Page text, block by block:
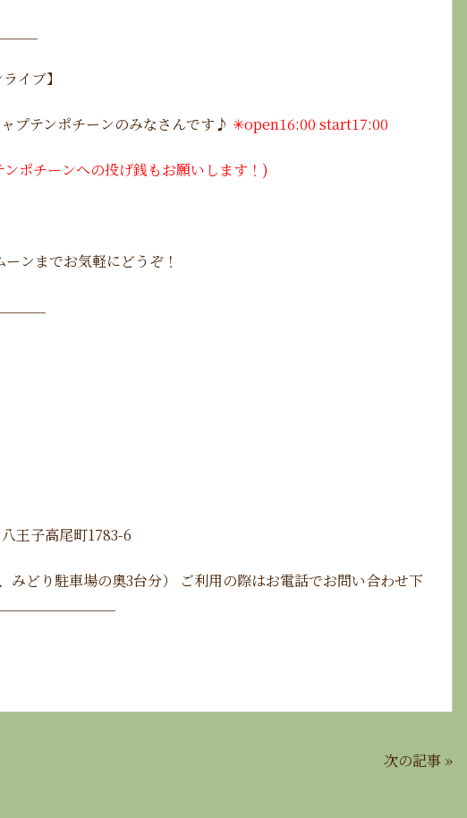
イブ】
プテンポチーンのみなさんです♪ ✳︎open16:00 start17:00
ポチーンへの投げ銭もお願いします！)
ーンまでお気軽にどうぞ！
王子高尾町1783-6
みどり駐車場の奧3台分） ご利用の際はお電話でお問い合わせ下
次の記事 »